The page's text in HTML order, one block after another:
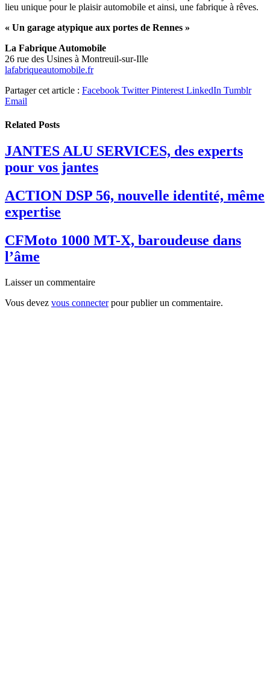
lieu unique pour le plaisir automobile et ainsi, une fabrique à rêves.
« Un garage atypique aux portes de Rennes »
La Fabrique Automobile
26 rue des Usines à Montreuil-sur-Ille
lafabriqueautomobile.fr
Partager cet article : Facebook Twitter Pinterest LinkedIn Tumblr
Email
Related Posts
JANTES ALU SERVICES, des experts
pour vos jantes
ACTION DSP 56, nouvelle identité, même
expertise
CFMoto 1000 MT-X, baroudeuse dans
l’âme
Laisser un commentaire
Vous devez vous connecterpour publier un commentaire.